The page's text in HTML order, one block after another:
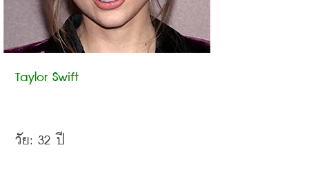
Taylor Swift
วัย: 32 ปี